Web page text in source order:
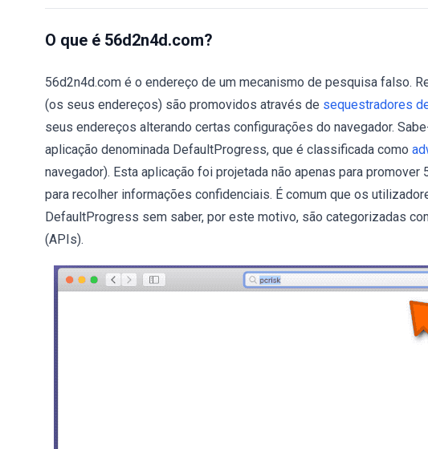
O que é 56d2n4d.com?
56d2n4d.com é o endereço de um mecanismo de pesquisa falso.
(os seus endereços) são promovidos através de sequestradores
seus endereços alterando certas configurações do navegador.
aplicação denominada DefaultProgress, que é classificada como
navegador). Esta aplicação foi projetada não apenas para
para recolher informações confidenciais. É comum que os
DefaultProgress sem saber, por este motivo, são categorizadas
(APIs).